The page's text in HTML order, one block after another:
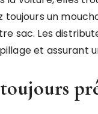
toujours un
sac. Les
et assurant